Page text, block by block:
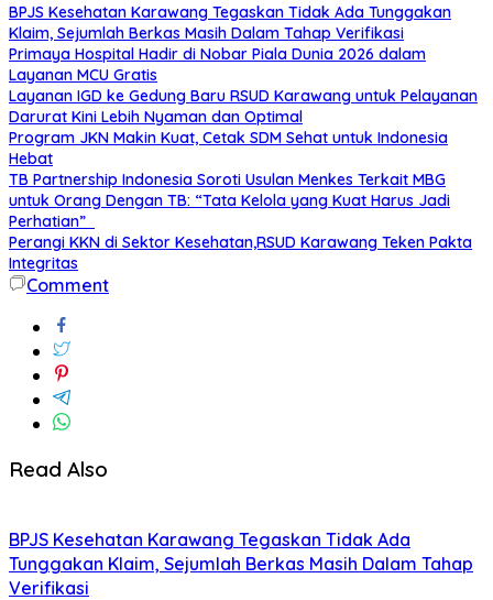
BPJS Kesehatan Karawang Tegaskan Tidak Ada Tunggakan
Klaim, Sejumlah Berkas Masih Dalam Tahap Verifikasi
Primaya Hospital Hadir di Nobar Piala Dunia 2026 dalam
Layanan MCU Gratis
Layanan IGD ke Gedung Baru RSUD Karawang untuk Pelayanan
Darurat Kini Lebih Nyaman dan Optimal
Program JKN Makin Kuat, Cetak SDM Sehat untuk Indonesia
Hebat
TB Partnership Indonesia Soroti Usulan Menkes Terkait MBG
untuk Orang Dengan TB: “Tata Kelola yang Kuat Harus Jadi
Perhatian”
Perangi KKN di Sektor Kesehatan,RSUD Karawang Teken Pakta
Integritas
Comment
Read Also
BPJS Kesehatan Karawang Tegaskan Tidak Ada
Tunggakan Klaim, Sejumlah Berkas Masih Dalam Tahap
Verifikasi